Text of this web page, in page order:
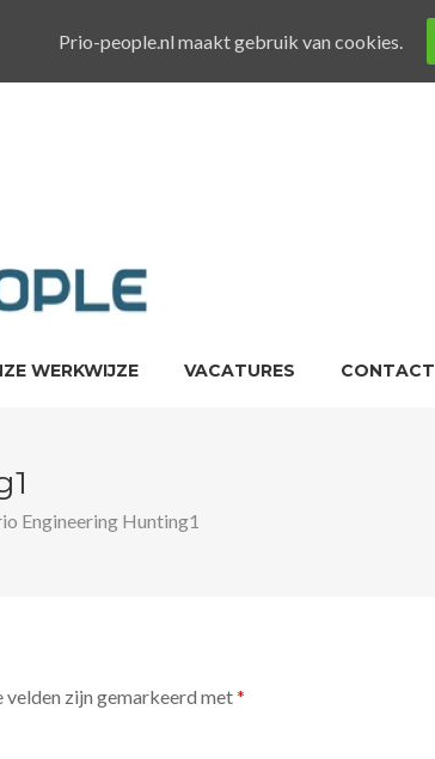
WERKWIJZE VACATURES CONTACT
Engineering Hunting1
velden zijn gemarkeerd met*
Prio-people.nl maakt gebruik van cookies.